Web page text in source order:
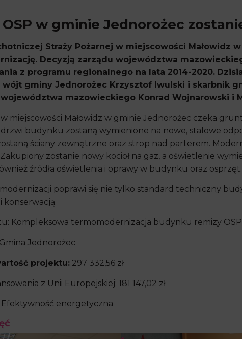
OSP w gminie Jednorożec
Straży Pożarnej w miejscowości Małowidz
Decyzją zarządu województwa
z programu regionalnego na lata 2014-2020.
wójt gminy Jednorożec Krzysztof Iwulski i skarbnik
mazowieckiego Konrad Wojnarowski i
w miejscowości Małowidz w gminie Jednorożec czeka
budynku zostaną wymienione na nowe, stalowe
ściany zewnętrzne oraz strop nad parterem.
zostanie nowy kocioł na gaz, a oświetlenie
źródła oświetlenia i oprawy w budynku oraz osprzęt.
poprawi się nie tylko standard techniczny
konserwacją.
Kompleksowa termomodernizacja budynku remizy
Jednorożec
projektu: 297 332,56 zł
z Unii Europejskiej: 181 147,02 zł
Efektywność energetyczna